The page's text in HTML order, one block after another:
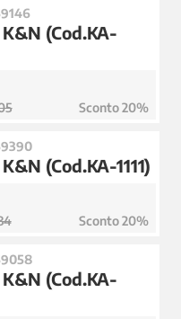
(Cod.KA-
Sconto 20%
(Cod.KA-1111)
Sconto 20%
(Cod.KA-